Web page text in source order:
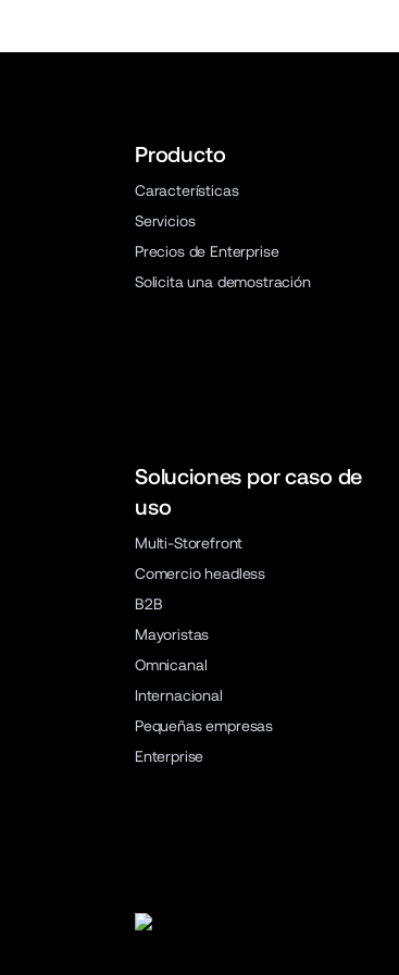
Producto
Características
Servicios
Precios de Enterprise
Solicita una demostración
Soluciones por caso de
uso
Multi-Storefront
Comercio headless
B2B
Mayoristas
Omnicanal
Internacional
Pequeñas empresas
Enterprise